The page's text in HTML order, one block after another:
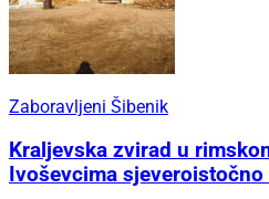
Zaboravljeni Šibenik
Kraljevska zvirad u
Ivoševcima